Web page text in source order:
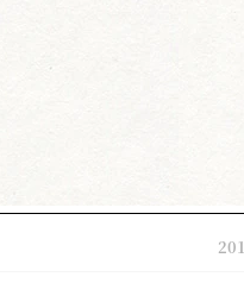
頂きたいと思います
上げていく。それで
を重ねて行く。それ